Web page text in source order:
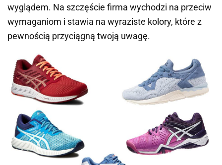
wyglądem. Na szczęście firma wychodzi na przeciw
wymaganiom i stawia na wyraziste kolory, które z
pewnością przyciągną twoją uwagę.